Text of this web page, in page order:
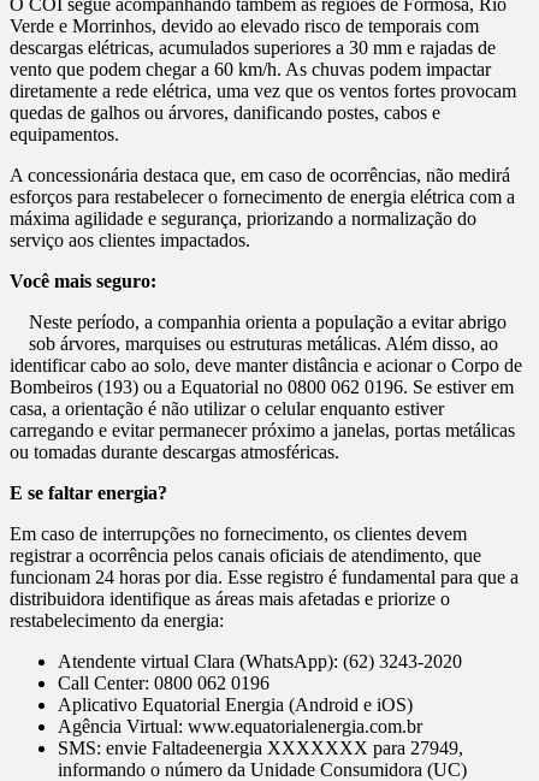
Verde e Morrinhos, devido ao elevado risco de temporais com
descargas elétricas, acumulados superiores a 30 mm e rajadas de
vento que podem chegar a 60 km/h. As chuvas podem impactar
diretamente a rede elétrica, uma vez que os ventos fortes provocam
quedas de galhos ou árvores, danificando postes, cabos e
equipamentos.
A concessionária destaca que, em caso de ocorrências, não medirá
esforços para restabelecer o fornecimento de energia elétrica com a
máxima agilidade e segurança, priorizando a normalização do
serviço aos clientes impactados.
Você mais seguro:
Neste período, a companhia orienta a população a evitar abrigo
sob árvores, marquises ou estruturas metálicas. Além disso, ao
identificar cabo ao solo, deve manter distância e acionar o Corpo de
Bombeiros (193) ou a Equatorial no 0800 062 0196. Se estiver em
casa, a orientação é não utilizar o celular enquanto estiver
carregando e evitar permanecer próximo a janelas, portas metálicas
ou tomadas durante descargas atmosféricas.
E se faltar energia?
Em caso de interrupções no fornecimento, os clientes devem
registrar a ocorrência pelos canais oficiais de atendimento, que
funcionam 24 horas por dia. Esse registro é fundamental para que a
distribuidora identifique as áreas mais afetadas e priorize o
restabelecimento da energia:
Atendente virtual Clara (WhatsApp): (62) 3243-2020
Call Center: 0800 062 0196
Aplicativo Equatorial Energia (Android e iOS)
Agência Virtual: www.equatorialenergia.com.br
SMS: envie Faltadeenergia XXXXXXX para 27949,
informando o número da Unidade Consumidora (UC)